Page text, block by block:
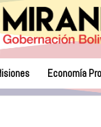
Economía